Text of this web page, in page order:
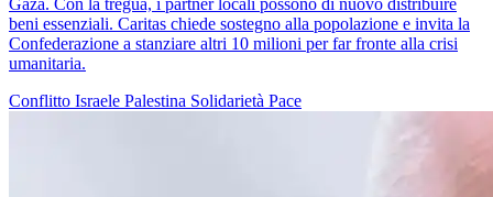
Gaza. Con la tregua, i partner locali possono di nuovo distribuire
beni essenziali. Caritas chiede sostegno alla popolazione e invita la
Confederazione a stanziare altri 10 milioni per far fronte alla crisi
umanitaria.
Conflitto Israele Palestina Solidarietà Pace